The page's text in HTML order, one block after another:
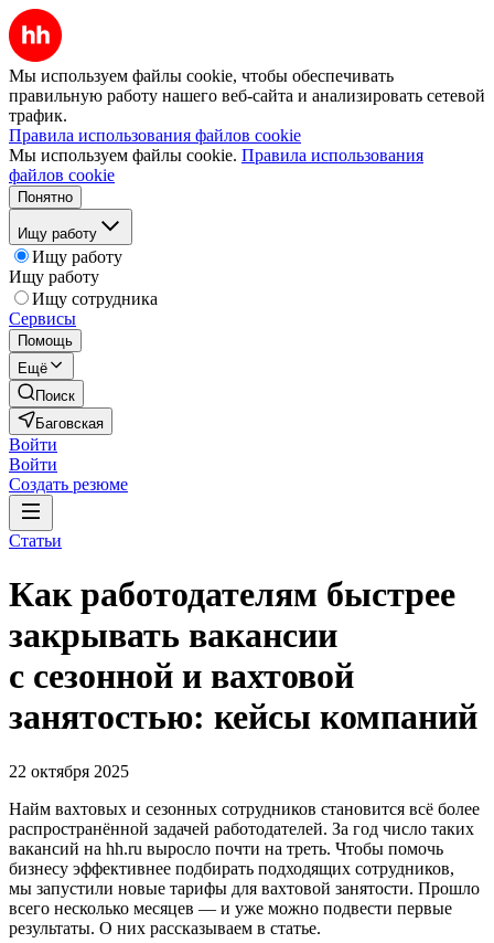
Мы используем файлы cookie, чтобы обеспечивать
правильную работу нашего веб-сайта и анализировать сетевой
трафик.
Правила использования файлов cookie
Мы используем файлы cookie. Правила использования
файлов cookie
Понятно
Ищу работу
Ищу работу
Ищу работу
Ищу сотрудника
Сервисы
Помощь
Ещё
Поиск
Баговская
Войти
Войти
Создать резюме
Статьи
Как работодателям быстрее
закрывать вакансии
с сезонной и вахтовой
занятостью: кейсы компаний
22 октября 2025
Найм вахтовых и сезонных сотрудников становится всё более
распространённой задачей работодателей. За год число таких
вакансий на hh.ru выросло почти на треть. Чтобы помочь
бизнесу эффективнее подбирать подходящих сотрудников,
мы запустили новые тарифы для вахтовой занятости. Прошло
всего несколько месяцев — и уже можно подвести первые
результаты. О них рассказываем в статье.